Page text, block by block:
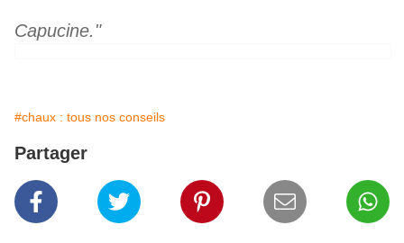
Capucine."
#chaux : tous nos conseils
Partager